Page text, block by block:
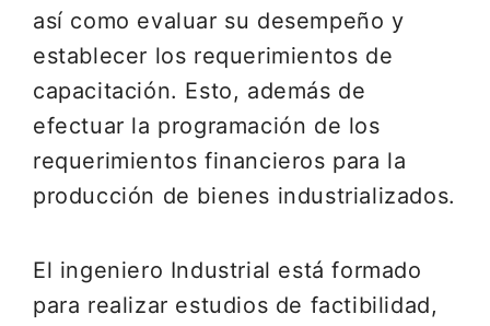
así como evaluar su desempeño y
establecer los requerimientos de
capacitación. Esto, además de
efectuar la programación de los
requerimientos financieros para la
producción de bienes industrializados.
El ingeniero Industrial está formado
para realizar estudios de factibilidad,